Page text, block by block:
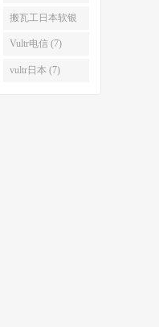
搬瓦工日本软银
(8)
Vultr电信 (7)
vultr日本 (7)